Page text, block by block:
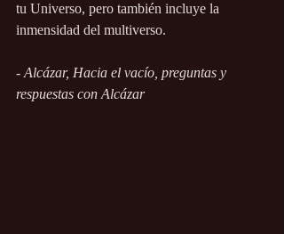
tu Universo, pero también incluye la
inmensidad del multiverso.
- Alcázar, Hacia el vacío, preguntas y
respuestas con Alcázar